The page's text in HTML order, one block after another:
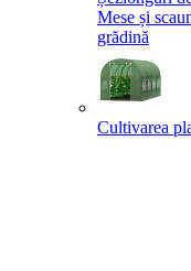
Mese și
grădină
Cultivarea